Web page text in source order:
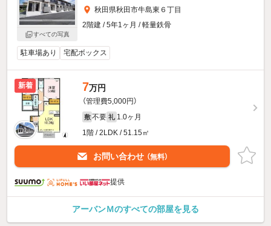
すべての写真
秋田県秋田市牛島東６丁目
2階建 / 5年1ヶ月 / 軽量鉄骨
駐車場あり 宅配ボックス
新着 7万円
（管理費5,000円）
敷 不要 礼 1.0ヶ月
1階 / 2LDK / 51.15㎡
お問い合わせ （無料）
提供
アーバンＭのすべての部屋を見る